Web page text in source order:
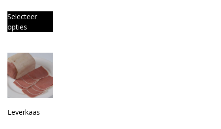
Selecteer
opties
Leverkaas